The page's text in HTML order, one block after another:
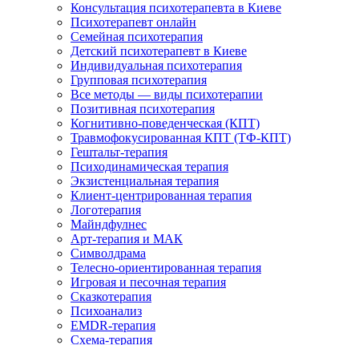
Консультация психотерапевта в Киеве
Психотерапевт онлайн
Семейная психотерапия
Детский психотерапевт в Киеве
Индивидуальная психотерапия
Групповая психотерапия
Все методы — виды психотерапии
Позитивная психотерапия
Когнитивно-поведенческая (КПТ)
Травмофокусированная КПТ (ТФ-КПТ)
Гештальт-терапия
Психодинамическая терапия
Экзистенциальная терапия
Клиент-центрированная терапия
Логотерапия
Майндфулнес
Арт-терапия и МАК
Символдрама
Телесно-ориентированная терапия
Игровая и песочная терапия
Сказкотерапия
Психоанализ
EMDR-терапия
Схема-терапия